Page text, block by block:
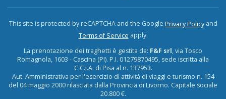
This site is protected by reCAPTCHA and the Google Privacy Policyand
Terms of Service apply.
La prenotazione dei traghetti è gestita da: F&F srl, via Tosco
Romagnola, 1603 - Cascina (PI). P.I. 01279870495, sede iscritta alla
C.C.I.A. di Pisa al n. 137953.
Aut. Amministrativa per l'esercizio di attività di viaggi e turismo n. 154
del 04 maggio 2000 rilasciata dalla Provincia di Livorno. Capitale sociale
20.800 €.